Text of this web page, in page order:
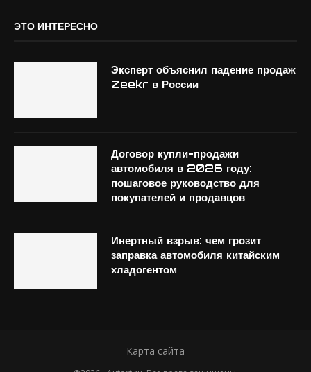
ЭТО ИНТЕРЕСНО
Эксперт объяснил падение продаж
Zeekr в России
Договор купли-продажи
автомобиля в 2026 году:
пошаговое руководство для
покупателей и продавцов
Инертный взрыв: чем грозит
заправка автомобиля китайским
хладогентом
Карта сайта